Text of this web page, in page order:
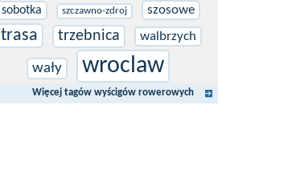
sobotka szczawno-zdroj szosowe
trasa trzebnica walbrzych
wały wroclaw
Więcej tagów wyścigów rowerowych